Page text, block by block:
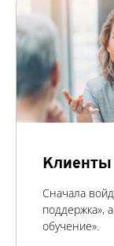
Клиенты
Сначала
поддержка»,
обучение».